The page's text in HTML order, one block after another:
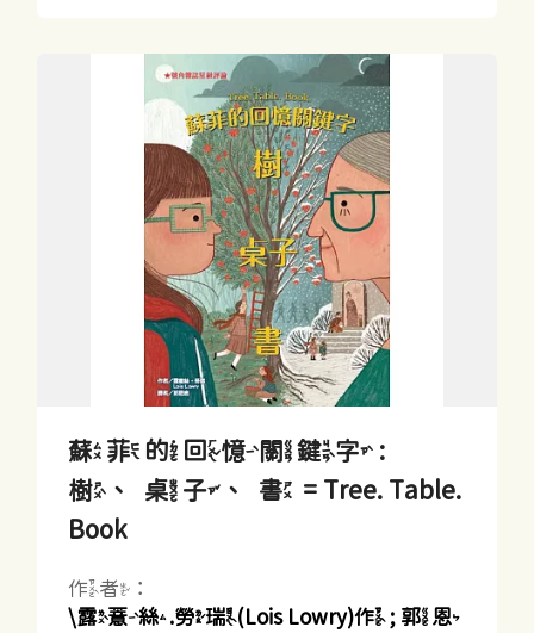
蘇菲的回憶關鍵字 :
樹、桌子、書 = Tree. Table.
Book
作者：
\露薏絲.勞瑞(Lois Lowry)作 ; 郭恩